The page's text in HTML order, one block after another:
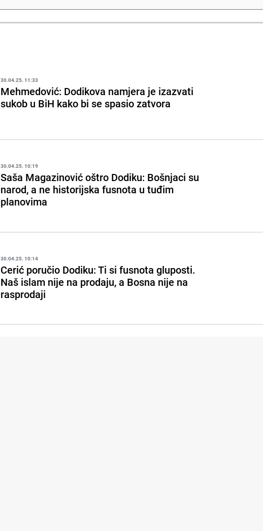
30.04.25. 11:33
Mehmedović: Dodikova namjera je izazvati
sukob u BiH kako bi se spasio zatvora
30.04.25. 10:19
Saša Magazinović oštro Dodiku: Bošnjaci su
narod, a ne historijska fusnota u tuđim
planovima
30.04.25. 10:14
Cerić poručio Dodiku: Ti si fusnota gluposti.
Naš islam nije na prodaju, a Bosna nije na
rasprodaji